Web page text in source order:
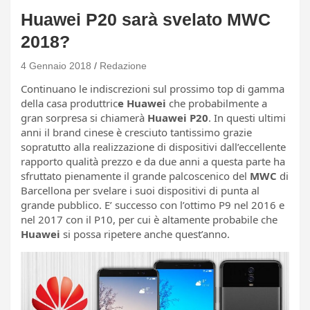
Huawei P20 sarà svelato MWC
2018?
4 Gennaio 2018 Redazione
Continuano le indiscrezioni sul prossimo top di gamma
della casa produttrice Huawei che probabilmente a
gran sorpresa si chiamerà Huawei P20. In questi ultimi
anni il brand cinese è cresciuto tantissimo grazie
sopratutto alla realizzazione di dispositivi dall’eccellente
rapporto qualità prezzo e da due anni a questa parte ha
sfruttato pienamente il grande palcoscenico del MWC di
Barcellona per svelare i suoi dispositivi di punta al
grande pubblico. E’ successo con l’ottimo P9 nel 2016 e
nel 2017 con il P10, per cui è altamente probabile che
Huawei si possa ripetere anche quest’anno.